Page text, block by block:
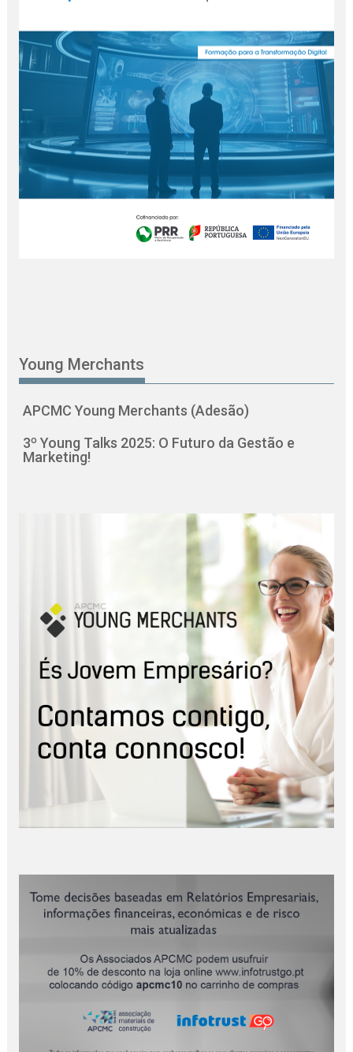
Young Merchants
APCMC Young Merchants (Adesão)
3º Young Talks 2025: O Futuro da Gestão e
Marketing!